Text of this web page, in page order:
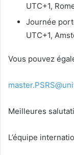
UTC+1,
Journée
UTC+1,
Vous pouvez
Meilleures
L’équipe